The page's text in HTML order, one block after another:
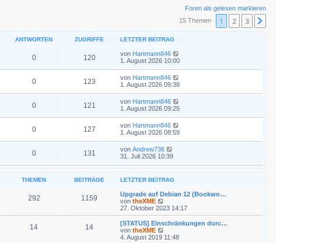
Foren als gelesen markieren
15 Themen
1 2 3
ANTWORTEN ZUGRIFFE LETZTER BEITRAG
0 120 von Hartmann846
1. August 2026 10:00
0 123 von Hartmann846
1. August 2026 09:38
0 121 von Hartmann846
1. August 2026 09:25
0 127 von Hartmann846
1. August 2026 08:59
0 131 von Andrew736
31. Juli 2026 10:39
THEMEN BEITRÄGE LETZTER BEITRAG
292 1159
Upgrade auf Debian 12 (Bookwo…
von theXME
e
u
e
t
27. Oktober 2023 14:17
14 14
[STATUS] Einschränkungen durc…
von theXME
e
4. August 2019 11:48